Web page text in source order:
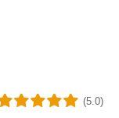
(5.0)